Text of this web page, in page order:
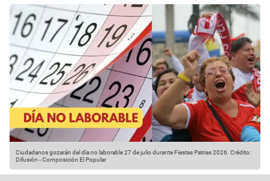
Ciudadanos gozarán del día no laborable 27 de julio durante Fiestas Patrias 2026. Crédito:
Difusión - Composición El Popular